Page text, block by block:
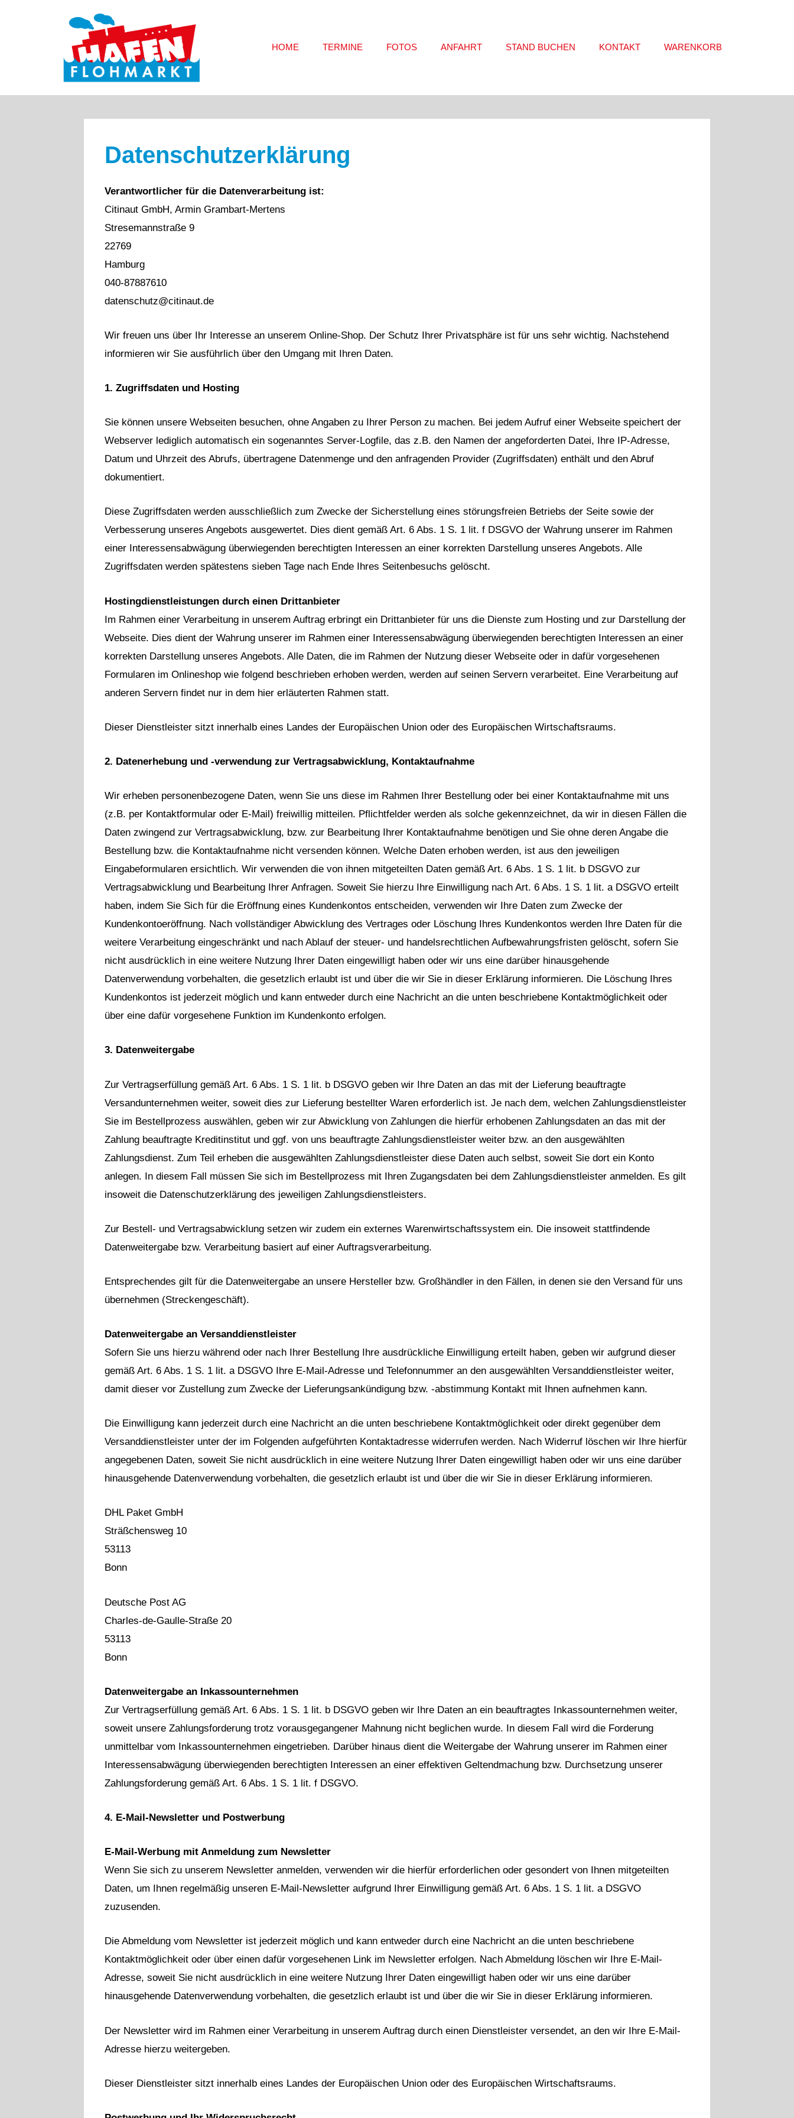
HOME TERMINE FOTOS ANFAHRT STAND BUCHEN KONTAKT WARENKORB
Datenschutzerklärung
Verantwortlicher für die Datenverarbeitung ist:
Citinaut GmbH, Armin Grambart-Mertens
Stresemannstraße 9
22769
Hamburg
040-87887610
datenschutz@citinaut.de
Wir freuen uns über Ihr Interesse an unserem Online-Shop. Der Schutz Ihrer Privatsphäre ist für uns sehr wichtig. Nachstehend
informieren wir Sie ausführlich über den Umgang mit Ihren Daten.
1. Zugriffsdaten und Hosting
Sie können unsere Webseiten besuchen, ohne Angaben zu Ihrer Person zu machen. Bei jedem Aufruf einer Webseite speichert der
Webserver lediglich automatisch ein sogenanntes Server-Logfile, das z.B. den Namen der angeforderten Datei, Ihre IP-Adresse,
Datum und Uhrzeit des Abrufs, übertragene Datenmenge und den anfragenden Provider (Zugriffsdaten) enthält und den Abruf
dokumentiert.
Diese Zugriffsdaten werden ausschließlich zum Zwecke der Sicherstellung eines störungsfreien Betriebs der Seite sowie der
Verbesserung unseres Angebots ausgewertet. Dies dient gemäß Art. 6 Abs. 1 S. 1 lit. f DSGVO der Wahrung unserer im Rahmen
einer Interessensabwägung überwiegenden berechtigten Interessen an einer korrekten Darstellung unseres Angebots. Alle
Zugriffsdaten werden spätestens sieben Tage nach Ende Ihres Seitenbesuchs gelöscht.
Hostingdienstleistungen durch einen Drittanbieter
Im Rahmen einer Verarbeitung in unserem Auftrag erbringt ein Drittanbieter für uns die Dienste zum Hosting und zur Darstellung der
Webseite. Dies dient der Wahrung unserer im Rahmen einer Interessensabwägung überwiegenden berechtigten Interessen an einer
korrekten Darstellung unseres Angebots. Alle Daten, die im Rahmen der Nutzung dieser Webseite oder in dafür vorgesehenen
Formularen im Onlineshop wie folgend beschrieben erhoben werden, werden auf seinen Servern verarbeitet. Eine Verarbeitung auf
anderen Servern findet nur in dem hier erläuterten Rahmen statt.
Dieser Dienstleister sitzt innerhalb eines Landes der Europäischen Union oder des Europäischen Wirtschaftsraums.
2. Datenerhebung und -verwendung zur Vertragsabwicklung, Kontaktaufnahme
Wir erheben personenbezogene Daten, wenn Sie uns diese im Rahmen Ihrer Bestellung oder bei einer Kontaktaufnahme mit uns
(z.B. per Kontaktformular oder E-Mail) freiwillig mitteilen. Pflichtfelder werden als solche gekennzeichnet, da wir in diesen Fällen die
Daten zwingend zur Vertragsabwicklung, bzw. zur Bearbeitung Ihrer Kontaktaufnahme benötigen und Sie ohne deren Angabe die
Bestellung bzw. die Kontaktaufnahme nicht versenden können. Welche Daten erhoben werden, ist aus den jeweiligen
Eingabeformularen ersichtlich. Wir verwenden die von ihnen mitgeteilten Daten gemäß Art. 6 Abs. 1 S. 1 lit. b DSGVO zur
Vertragsabwicklung und Bearbeitung Ihrer Anfragen. Soweit Sie hierzu Ihre Einwilligung nach Art. 6 Abs. 1 S. 1 lit. a DSGVO erteilt
haben, indem Sie Sich für die Eröffnung eines Kundenkontos entscheiden, verwenden wir Ihre Daten zum Zwecke der
Kundenkontoeröffnung. Nach vollständiger Abwicklung des Vertrages oder Löschung Ihres Kundenkontos werden Ihre Daten für die
weitere Verarbeitung eingeschränkt und nach Ablauf der steuer- und handelsrechtlichen Aufbewahrungsfristen gelöscht, sofern Sie
nicht ausdrücklich in eine weitere Nutzung Ihrer Daten eingewilligt haben oder wir uns eine darüber hinausgehende
Datenverwendung vorbehalten, die gesetzlich erlaubt ist und über die wir Sie in dieser Erklärung informieren. Die Löschung Ihres
Kundenkontos ist jederzeit möglich und kann entweder durch eine Nachricht an die unten beschriebene Kontaktmöglichkeit oder
über eine dafür vorgesehene Funktion im Kundenkonto erfolgen.
3. Datenweitergabe
Zur Vertragserfüllung gemäß Art. 6 Abs. 1 S. 1 lit. b DSGVO geben wir Ihre Daten an das mit der Lieferung beauftragte
Versandunternehmen weiter, soweit dies zur Lieferung bestellter Waren erforderlich ist. Je nach dem, welchen Zahlungsdienstleister
Sie im Bestellprozess auswählen, geben wir zur Abwicklung von Zahlungen die hierfür erhobenen Zahlungsdaten an das mit der
Zahlung beauftragte Kreditinstitut und ggf. von uns beauftragte Zahlungsdienstleister weiter bzw. an den ausgewählten
Zahlungsdienst. Zum Teil erheben die ausgewählten Zahlungsdienstleister diese Daten auch selbst, soweit Sie dort ein Konto
anlegen. In diesem Fall müssen Sie sich im Bestellprozess mit Ihren Zugangsdaten bei dem Zahlungsdienstleister anmelden. Es gilt
insoweit die Datenschutzerklärung des jeweiligen Zahlungsdienstleisters.
Zur Bestell- und Vertragsabwicklung setzen wir zudem ein externes Warenwirtschaftssystem ein. Die insoweit stattfindende
Datenweitergabe bzw. Verarbeitung basiert auf einer Auftragsverarbeitung.
Entsprechendes gilt für die Datenweitergabe an unsere Hersteller bzw. Großhändler in den Fällen, in denen sie den Versand für uns
übernehmen (Streckengeschäft).
Datenweitergabe an Versanddienstleister
Sofern Sie uns hierzu während oder nach Ihrer Bestellung Ihre ausdrückliche Einwilligung erteilt haben, geben wir aufgrund dieser
gemäß Art. 6 Abs. 1 S. 1 lit. a DSGVO Ihre E-Mail-Adresse und Telefonnummer an den ausgewählten Versanddienstleister weiter,
damit dieser vor Zustellung zum Zwecke der Lieferungsankündigung bzw. -abstimmung Kontakt mit Ihnen aufnehmen kann.
Die Einwilligung kann jederzeit durch eine Nachricht an die unten beschriebene Kontaktmöglichkeit oder direkt gegenüber dem
Versanddienstleister unter der im Folgenden aufgeführten Kontaktadresse widerrufen werden. Nach Widerruf löschen wir Ihre hierfür
angegebenen Daten, soweit Sie nicht ausdrücklich in eine weitere Nutzung Ihrer Daten eingewilligt haben oder wir uns eine darüber
hinausgehende Datenverwendung vorbehalten, die gesetzlich erlaubt ist und über die wir Sie in dieser Erklärung informieren.
DHL Paket GmbH
Sträßchensweg 10
53113
Bonn
Deutsche Post AG
Charles-de-Gaulle-Straße 20
53113
Bonn
Datenweitergabe an Inkassounternehmen
Zur Vertragserfüllung gemäß Art. 6 Abs. 1 S. 1 lit. b DSGVO geben wir Ihre Daten an ein beauftragtes Inkassounternehmen weiter,
soweit unsere Zahlungsforderung trotz vorausgegangener Mahnung nicht beglichen wurde. In diesem Fall wird die Forderung
unmittelbar vom Inkassounternehmen eingetrieben. Darüber hinaus dient die Weitergabe der Wahrung unserer im Rahmen einer
Interessensabwägung überwiegenden berechtigten Interessen an einer effektiven Geltendmachung bzw. Durchsetzung unserer
Zahlungsforderung gemäß Art. 6 Abs. 1 S. 1 lit. f DSGVO.
4. E-Mail-Newsletter und Postwerbung
E-Mail-Werbung mit Anmeldung zum Newsletter
Wenn Sie sich zu unserem Newsletter anmelden, verwenden wir die hierfür erforderlichen oder gesondert von Ihnen mitgeteilten
Daten, um Ihnen regelmäßig unseren E-Mail-Newsletter aufgrund Ihrer Einwilligung gemäß Art. 6 Abs. 1 S. 1 lit. a DSGVO
zuzusenden.
Die Abmeldung vom Newsletter ist jederzeit möglich und kann entweder durch eine Nachricht an die unten beschriebene
Kontaktmöglichkeit oder über einen dafür vorgesehenen Link im Newsletter erfolgen. Nach Abmeldung löschen wir Ihre E-Mail-
Adresse, soweit Sie nicht ausdrücklich in eine weitere Nutzung Ihrer Daten eingewilligt haben oder wir uns eine darüber
hinausgehende Datenverwendung vorbehalten, die gesetzlich erlaubt ist und über die wir Sie in dieser Erklärung informieren.
Der Newsletter wird im Rahmen einer Verarbeitung in unserem Auftrag durch einen Dienstleister versendet, an den wir Ihre E-Mail-
Adresse hierzu weitergeben.
Dieser Dienstleister sitzt innerhalb eines Landes der Europäischen Union oder des Europäischen Wirtschaftsraums.